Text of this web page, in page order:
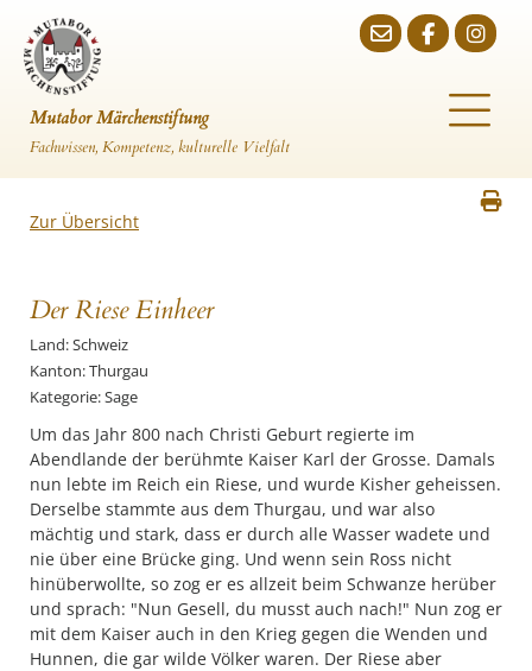
Mutabor Märchenstiftung
Fachwissen, Kompetenz, kulturelle Vielfalt
Zur Übersicht
Der Riese Einheer
Land: Schweiz
Kanton: Thurgau
Kategorie: Sage
Um das Jahr 800 nach Christi Geburt regierte im
Abendlande der berühmte Kaiser Karl der Grosse. Damals
nun lebte im Reich ein Riese, und wurde Kisher geheissen.
Derselbe stammte aus dem Thurgau, und war also
mächtig und stark, dass er durch alle Wasser wadete und
nie über eine Brücke ging. Und wenn sein Ross nicht
hinüberwollte, so zog er es allzeit beim Schwanze herüber
und sprach: "Nun Gesell, du musst auch nach!" Nun zog er
mit dem Kaiser auch in den Krieg gegen die Wenden und
Hunnen, die gar wilde Völker waren. Der Riese aber